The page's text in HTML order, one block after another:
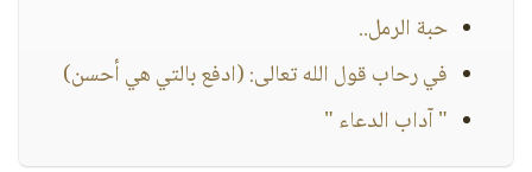
حبة الرمل..
في رحاب قول الله تعالى: (ادفع بالتي هي أحسن)
" آداب الدعاء "